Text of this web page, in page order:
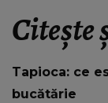
Citește
Tapioca: ce
bucătărie